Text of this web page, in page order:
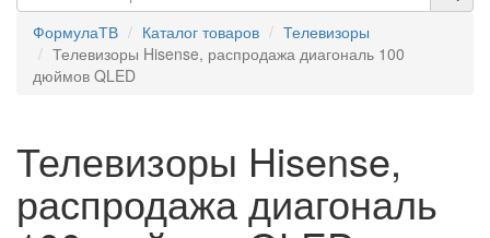
ФормулаТВ Каталог товаров
Телевизоры
Телевизоры Hisense, распродажа диагональ 100
дюймов QLED
Телевизоры Hisense,
распродажа диагональ